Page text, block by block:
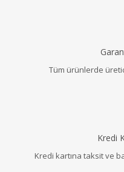
Tüm ürünlerde
Kredi
Kredi kartına taksit ve